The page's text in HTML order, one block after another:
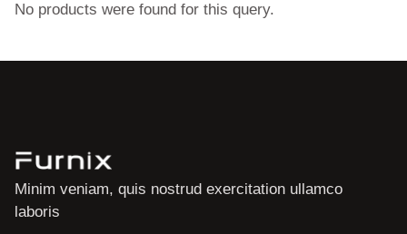
No products were found for this query.
Minim veniam, quis nostrud exercitation ullamco
laboris